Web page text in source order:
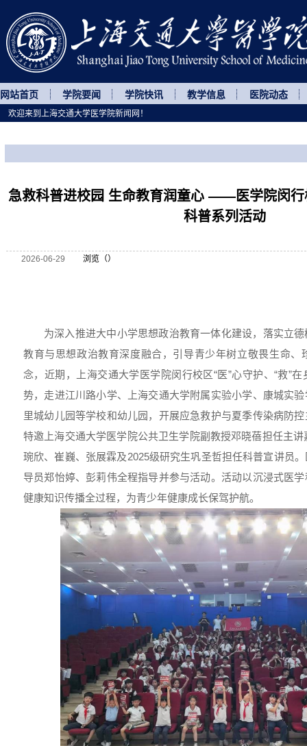
网站首页 学院要闻 学院快讯 教学信息 医院动态
急救科普进校园 生命教育润童心 ——医学院闵行
科普系列活动
2026-06-29 浏览（）
为深入推进大中小学思想政治教育一体化建设，落实立
教育与思想政治教育深度融合，引导青少年树立敬畏生命、
念，近期，上海交通大学医学院闵行校区“医”心守护、“救”
势，走进江川路小学、上海交通大学附属实验小学、康城实
里城幼儿园等学校和幼儿园，开展应急救护与夏季传染病防
特邀上海交通大学医学院公共卫生学院副教授邓晓蓓担任主
琬欣、崔巍、张展霖及2025级研究生巩圣哲担任科普宣讲员
导员郑怡婷、彭莉伟全程指导并参与活动。活动以沉浸式医
健康知识传播全过程，为青少年健康成长保驾护航。
欢迎来到上海交通大学医学院新闻网！